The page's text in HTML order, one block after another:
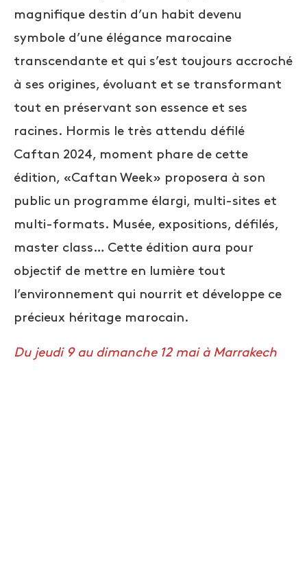
magnifique destin d’un habit devenu
symbole d’une élégance marocaine
transcendante et qui s’est toujours accroché
à ses origines, évoluant et se transformant
tout en préservant son essence et ses
racines. Hormis le très attendu défilé
Caftan 2024, moment phare de cette
édition, «Caftan Week» proposera à son
public un programme élargi, multi-sites et
multi-formats. Musée, expositions, défilés,
master class… Cette édition aura pour
objectif de mettre en lumière tout
l’environnement qui nourrit et développe ce
précieux héritage marocain.
Du jeudi 9 au dimanche 12 mai à Marrakech